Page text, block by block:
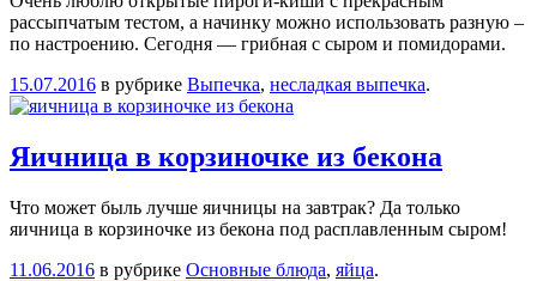
рассыпчатым тестом, а начинку можно использовать разную –
по настроению. Сегодня — грибная с сыром и помидорами.
15.07.2016 в рубрике Выпечка, несладкая выпечка.
Яичница в корзиночке из бекона
Что может быль лучше яичницы на завтрак? Да только
яичница в корзиночке из бекона под расплавленным сыром!
11.06.2016 в рубрике Основные блюда, яйца.